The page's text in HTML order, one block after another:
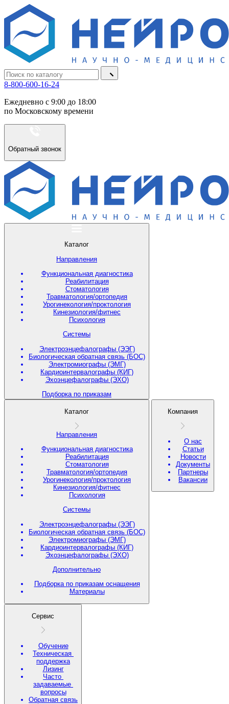
8-800-600-16-24
Ежедневно с 9:00 до 18:00
по Московскому времени
Обратный звонок
Каталог
Направления
Функциональная диагностика
Реабилитация
Стоматология
Травматология/ортопедия
Урогинекология/проктология
Кинезиология/фитнес
Психология
Системы
Электроэнцефалографы (ЭЭГ)
Биологическая обратная связь (БОС)
Электромиографы (ЭМГ)
Кардиоинтервалографы (КИГ)
Эхоэнцефалографы (ЭХО)
Подборка по приказам
Каталог
Направления
Функциональная диагностика
Реабилитация
Стоматология
Травматология/ортопедия
Урогинекология/проктология
Кинезиология/фитнес
Психология
Системы
Электроэнцефалографы (ЭЭГ)
Биологическая обратная связь (БОС)
Электромиографы (ЭМГ)
Кардиоинтервалографы (КИГ)
Эхоэнцефалографы (ЭХО)
Дополнительно
Подборка по приказам оснащения
Материалы
Компания
О нас
Статьи
Новости
Документы
Партнеры
Вакансии
Сервис
Обучение
Техническая
поддержка
Лизинг
Часто
задаваемые
вопросы
Обратная связь